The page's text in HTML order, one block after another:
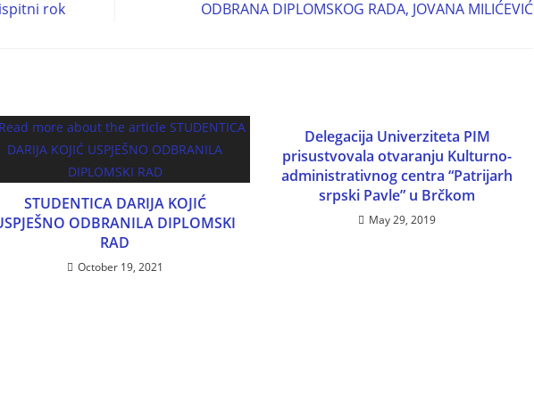
ispitni rok ODBRANA DIPLOMSKOG RADA, JOVANA MILIĆEVIĆ
STUDENTICA DARIJA KOJIĆ
ODBRANILA DIPLOMSKI
RAD
October 19, 2021
Delegacija Univerziteta PIM
prisustvovala otvaranju Kulturno-
administrativnog centra “Patrijarh
srpski Pavle” u Brčkom
May 29, 2019